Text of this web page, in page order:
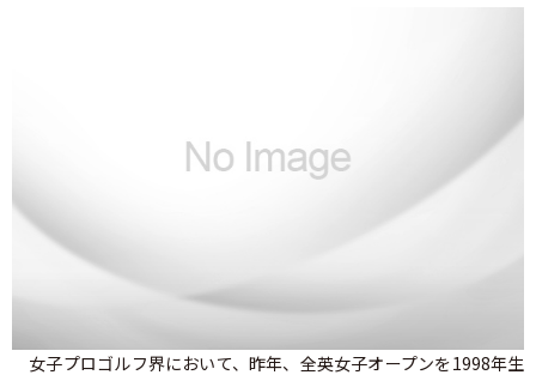
女子プロゴルフ界において、昨年、全英女子オープンを1998年生